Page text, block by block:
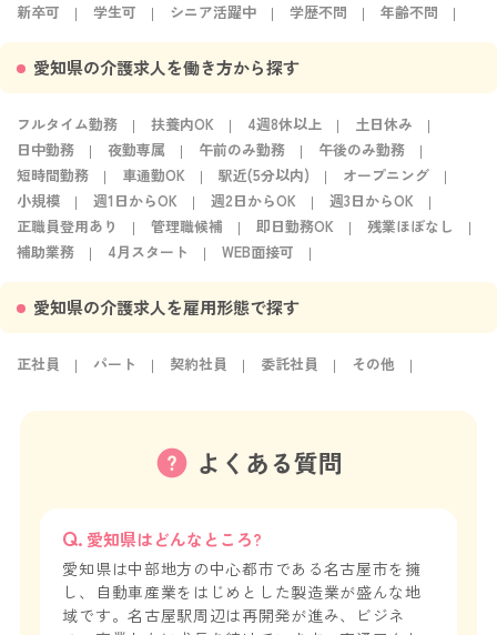
新卒可
学生可 シニア活躍中 学歴不問 年齢不問
愛知県の介護求人を働き方から探す
フルタイム勤務 扶養内OK 4週8休以上
土日休み
日中勤務
夜勤専属 午前のみ勤務
午後のみ勤務
短時間勤務
車通勤OK 駅近(5分以内)
オープニング
小規模
週1日からOK 週2日からOK
週3日からOK
正職員登用あり
管理職候補 即日勤務OK
残業ほぼなし
補助業務
4月スタート WEB面接可
愛知県の介護求人を雇用形態で探す
正社員 パート 契約社員 委託社員 その他
よくある質問
愛知県はどんなところ?
愛知県は中部地方の中心都市である名古屋市を擁
し、自動車産業をはじめとした製造業が盛んな地
域です。名古屋駅周辺は再開発が進み、ビジネ